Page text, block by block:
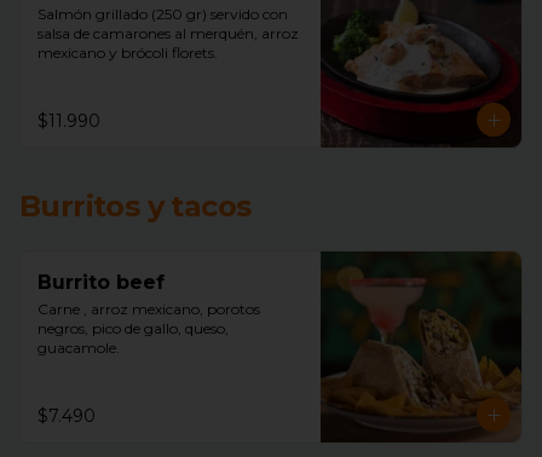
Salmón grillado (250 gr) servido con
salsa de camarones al merquén, arroz
mexicano y brócoli florets.
$11.990
Burritos y tacos
Burrito beef
Carne , arroz mexicano, porotos
negros, pico de gallo, queso,
guacamole.
$7.490